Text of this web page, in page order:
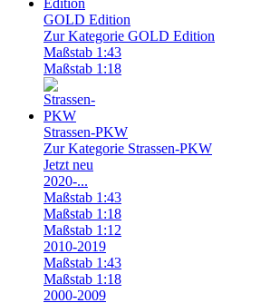
GOLD Edition
Zur Kategorie GOLD Edition
Maßstab 1:43
Maßstab 1:18
Strassen-PKW
Zur Kategorie Strassen-PKW
Jetzt neu
2020-...
Maßstab 1:43
Maßstab 1:18
Maßstab 1:12
2010-2019
Maßstab 1:43
Maßstab 1:18
2000-2009